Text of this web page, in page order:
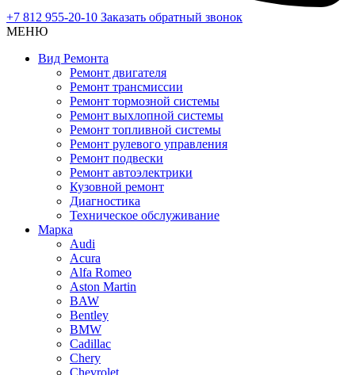
+7 812 955-20-10 Заказать обратный звонок
МЕНЮ
Вид Ремонта
Ремонт двигателя
Ремонт трансмиссии
Ремонт тормозной системы
Ремонт выхлопной системы
Ремонт топливной системы
Ремонт рулевого управления
Ремонт подвески
Ремонт автоэлектрики
Кузовной ремонт
Диагностика
Техническое обслуживание
Марка
Audi
Acura
Alfa Romeo
Aston Martin
BAW
Bentley
BMW
Cadillac
Chery
Chevrolet